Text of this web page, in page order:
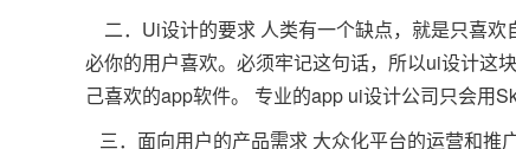
二．Ui设计的要求 人类有一个缺点，就是只喜
必你的用户喜欢。必须牢记这句话，所以ui设计这
己喜欢的app软件。 专业的app ui设计公司只会用
三．面向用户的产品需求 大众化平台的运营和